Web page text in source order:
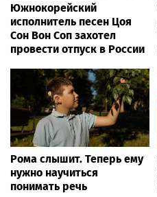
Южнокорейский
исполнитель песен Цоя
Сон Вон Соп захотел
провести отпуск в России
Рома слышит. Теперь ему
нужно научиться
понимать речь